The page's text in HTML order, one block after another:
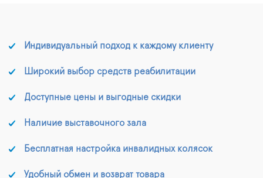
Индивидуальный подход к каждому клиенту
Широкий выбор средств реабилитации
Доступные цены и выгодные скидки
Наличие выставочного зала
Бесплатная настройка инвалидных колясок
Удобный обмен и возврат товара